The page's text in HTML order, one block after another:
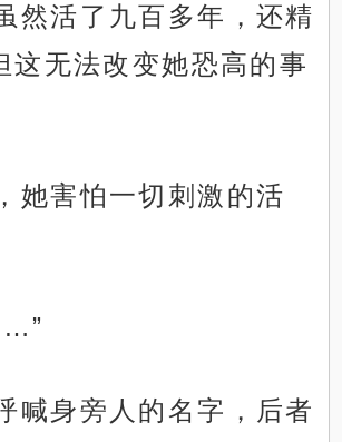
然活了九百多年，还精
这无法改变她恐高的事
她害怕一切刺激的活
喊身旁人的名字，后者